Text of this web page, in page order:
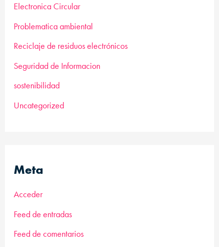
Electronica Circular
Problematica ambiental
Reciclaje de residuos electrónicos
Seguridad de Informacion
sostenibilidad
Uncategorized
Meta
Acceder
Feed de entradas
Feed de comentarios